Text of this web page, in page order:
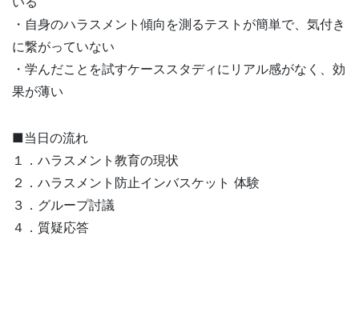
・自身のハラスメント傾向を測るテストが簡単で、気付き
に繋がっていない
・学んだことを試すケーススタディにリアル感がなく、効
果が薄い
■当日の流れ
１．ハラスメント教育の現状
２．ハラスメント防止インバスケット 体験
３．グループ討議
４．質疑応答